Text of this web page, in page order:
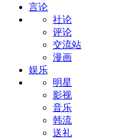
言论
社论
评论
交流站
漫画
娱乐
明星
影视
音乐
韩流
送礼